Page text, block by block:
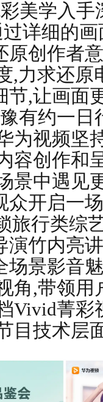
美学入手
详细的
创作者
,力求还原
节,让画面
有约一日
为视频坚
容创作和
景中遇见
众开启一
旅行类综
演竹内亮
场景影音
角,带领
Vivid菁彩
目技术层